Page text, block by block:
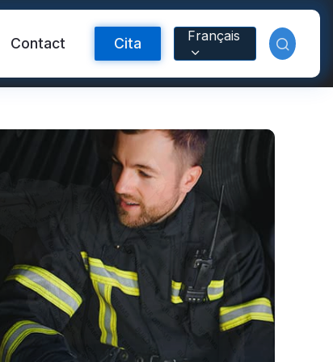
Contact Cita Français
FR Material reflectante